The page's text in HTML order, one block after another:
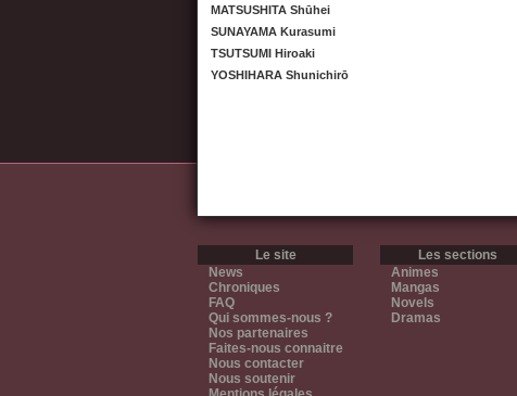
MATSUSHITA Shūhei
SUNAYAMA Kurasumi
TSUTSUMI Hiroaki
YOSHIHARA Shunichirō
Le site
News
Chroniques
FAQ
Qui sommes-nous ?
Nos partenaires
Faites-nous connaitre
Nous contacter
Nous soutenir
Les sections
Animes
Mangas
Novels
Dramas